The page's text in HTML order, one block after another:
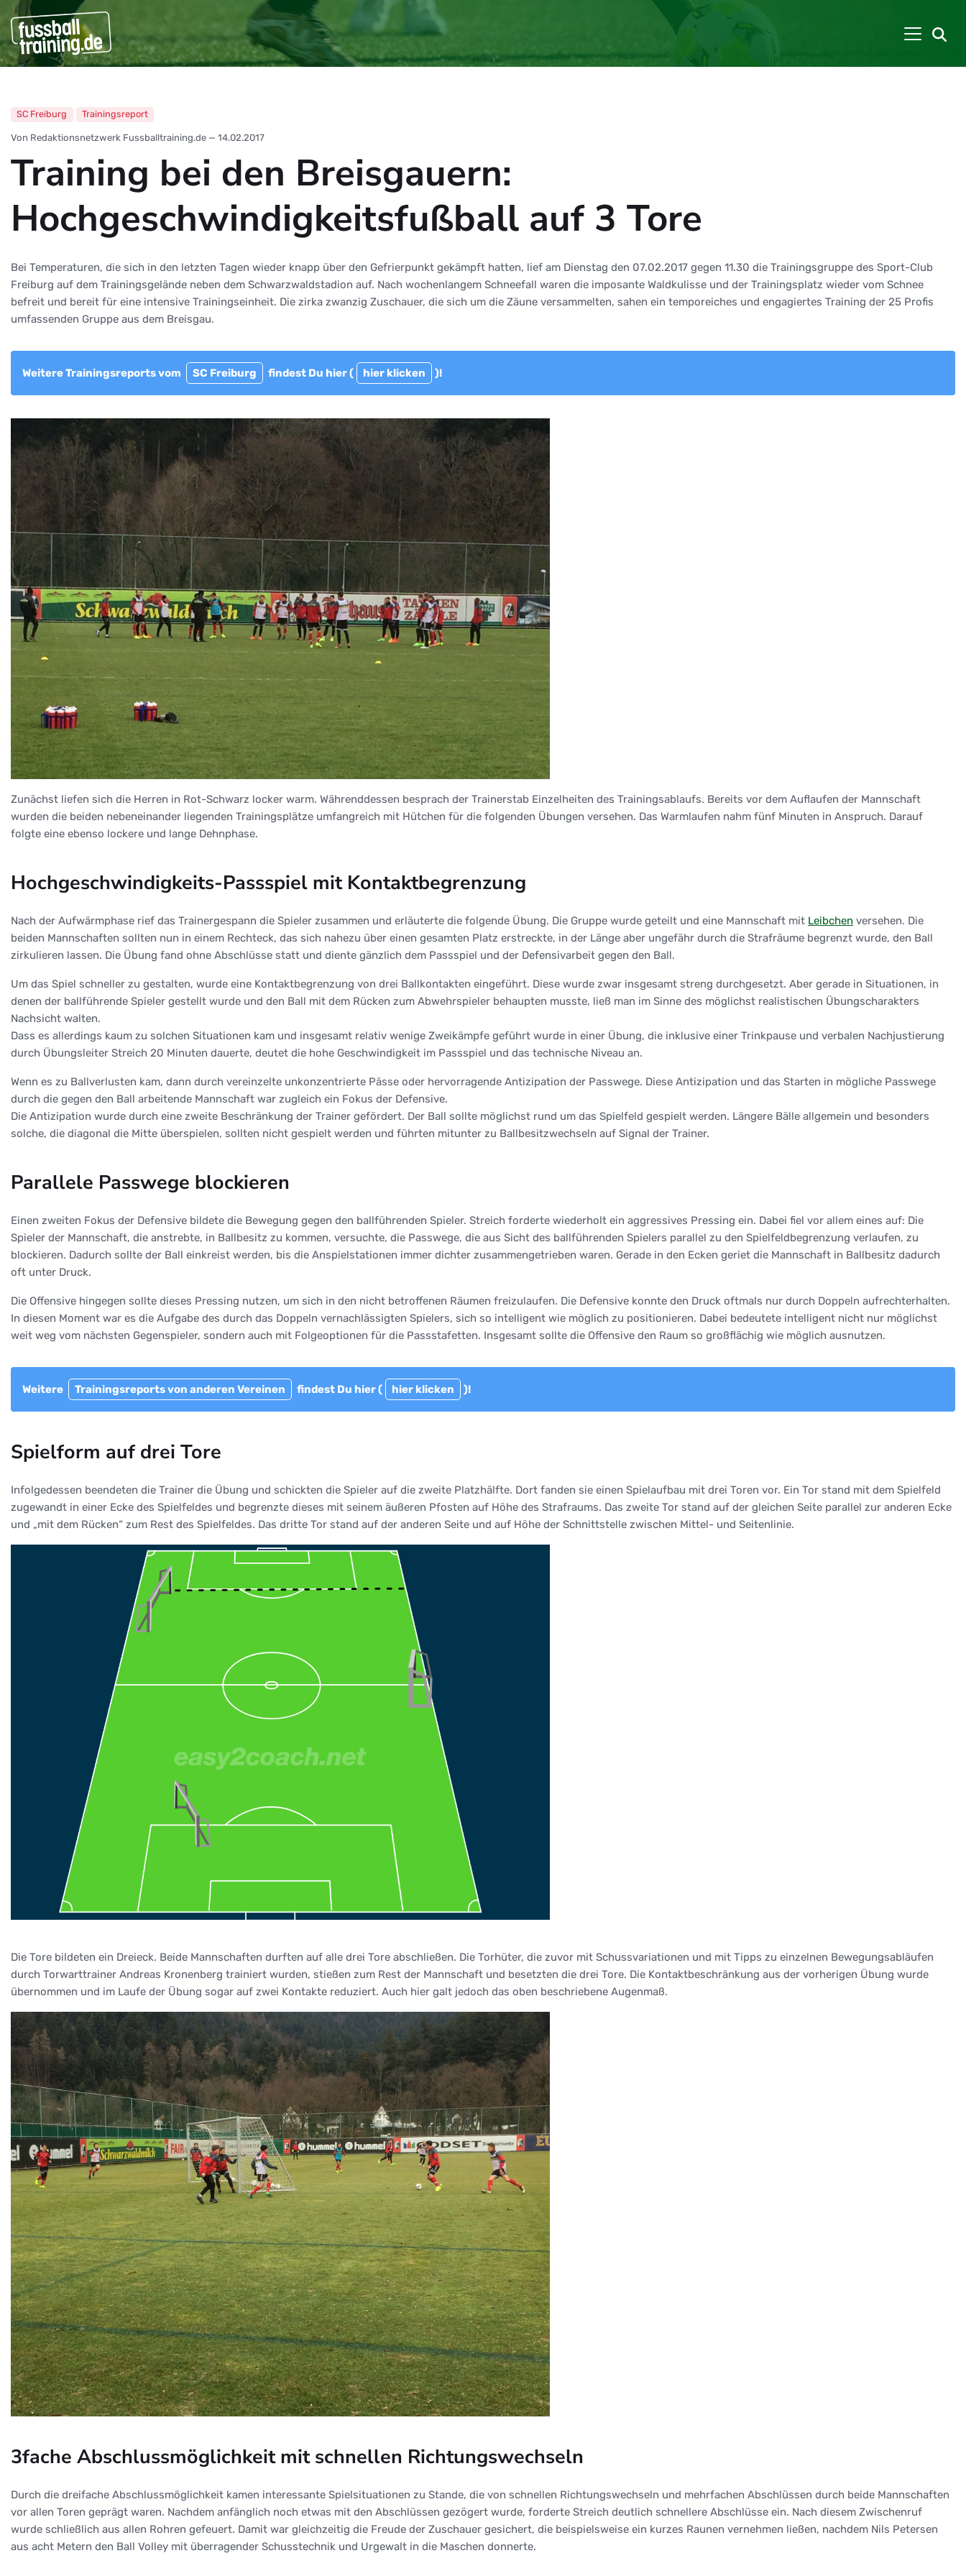
SC Freiburg Trainingsreport
Von Redaktionsnetzwerk Fussballtraining.de — 14.02.2017
Training bei den Breisgauern:
Hochgeschwindigkeitsfußball auf 3 Tore
Bei Temperaturen, die sich in den letzten Tagen wieder knapp über den Gefrierpunkt gekämpft hatten, lief am Dienstag den 07.02.2017 gegen 11.30 die Trainingsgruppe des Sport-Club
Freiburg auf dem Trainingsgelände neben dem Schwarzwaldstadion auf. Nach wochenlangem Schneefall waren die imposante Waldkulisse und der Trainingsplatz wieder vom Schnee
befreit und bereit für eine intensive Trainingseinheit. Die zirka zwanzig Zuschauer, die sich um die Zäune versammelten, sahen ein temporeiches und engagiertes Training der 25 Profis
umfassenden Gruppe aus dem Breisgau.
Weitere Trainingsreports vom SC Freiburg findest Du hier ( hier klicken )!
Zunächst liefen sich die Herren in Rot-Schwarz locker warm. Währenddessen besprach der Trainerstab Einzelheiten des Trainingsablaufs. Bereits vor dem Auflaufen der Mannschaft
wurden die beiden nebeneinander liegenden Trainingsplätze umfangreich mit Hütchen für die folgenden Übungen versehen. Das Warmlaufen nahm fünf Minuten in Anspruch. Darauf
folgte eine ebenso lockere und lange Dehnphase.
Hochgeschwindigkeits-Passspiel mit Kontaktbegrenzung
Nach der Aufwärmphase rief das Trainergespann die Spieler zusammen und erläuterte die folgende Übung. Die Gruppe wurde geteilt und eine Mannschaft mit Leibchen versehen. Die
beiden Mannschaften sollten nun in einem Rechteck, das sich nahezu über einen gesamten Platz erstreckte, in der Länge aber ungefähr durch die Strafräume begrenzt wurde, den Ball
zirkulieren lassen. Die Übung fand ohne Abschlüsse statt und diente gänzlich dem Passspiel und der Defensivarbeit gegen den Ball.
Um das Spiel schneller zu gestalten, wurde eine Kontaktbegrenzung von drei Ballkontakten eingeführt. Diese wurde zwar insgesamt streng durchgesetzt. Aber gerade in Situationen, in
denen der ballführende Spieler gestellt wurde und den Ball mit dem Rücken zum Abwehrspieler behaupten musste, ließ man im Sinne des möglichst realistischen Übungscharakters
Nachsicht walten.
Dass es allerdings kaum zu solchen Situationen kam und insgesamt relativ wenige Zweikämpfe geführt wurde in einer Übung, die inklusive einer Trinkpause und verbalen Nachjustierung
durch Übungsleiter Streich 20 Minuten dauerte, deutet die hohe Geschwindigkeit im Passspiel und das technische Niveau an.
Wenn es zu Ballverlusten kam, dann durch vereinzelte unkonzentrierte Pässe oder hervorragende Antizipation der Passwege. Diese Antizipation und das Starten in mögliche Passwege
durch die gegen den Ball arbeitende Mannschaft war zugleich ein Fokus der Defensive.
Die Antizipation wurde durch eine zweite Beschränkung der Trainer gefördert. Der Ball sollte möglichst rund um das Spielfeld gespielt werden. Längere Bälle allgemein und besonders
solche, die diagonal die Mitte überspielen, sollten nicht gespielt werden und führten mitunter zu Ballbesitzwechseln auf Signal der Trainer.
Parallele Passwege blockieren
Einen zweiten Fokus der Defensive bildete die Bewegung gegen den ballführenden Spieler. Streich forderte wiederholt ein aggressives Pressing ein. Dabei fiel vor allem eines auf: Die
Spieler der Mannschaft, die anstrebte, in Ballbesitz zu kommen, versuchte, die Passwege, die aus Sicht des ballführenden Spielers parallel zu den Spielfeldbegrenzung verlaufen, zu
blockieren. Dadurch sollte der Ball einkreist werden, bis die Anspielstationen immer dichter zusammengetrieben waren. Gerade in den Ecken geriet die Mannschaft in Ballbesitz dadurch
oft unter Druck.
Die Offensive hingegen sollte dieses Pressing nutzen, um sich in den nicht betroffenen Räumen freizulaufen. Die Defensive konnte den Druck oftmals nur durch Doppeln aufrechterhalten.
In diesen Moment war es die Aufgabe des durch das Doppeln vernachlässigten Spielers, sich so intelligent wie möglich zu positionieren. Dabei bedeutete intelligent nicht nur möglichst
weit weg vom nächsten Gegenspieler, sondern auch mit Folgeoptionen für die Passstafetten. Insgesamt sollte die Offensive den Raum so großflächig wie möglich ausnutzen.
Weitere Trainingsreports von anderen Vereinen findest Du hier ( hier klicken )!
Spielform auf drei Tore
Infolgedessen beendeten die Trainer die Übung und schickten die Spieler auf die zweite Platzhälfte. Dort fanden sie einen Spielaufbau mit drei Toren vor. Ein Tor stand mit dem Spielfeld
zugewandt in einer Ecke des Spielfeldes und begrenzte dieses mit seinem äußeren Pfosten auf Höhe des Strafraums. Das zweite Tor stand auf der gleichen Seite parallel zur anderen Ecke
und „mit dem Rücken“ zum Rest des Spielfeldes. Das dritte Tor stand auf der anderen Seite und auf Höhe der Schnittstelle zwischen Mittel- und Seitenlinie.
Die Tore bildeten ein Dreieck. Beide Mannschaften durften auf alle drei Tore abschließen. Die Torhüter, die zuvor mit Schussvariationen und mit Tipps zu einzelnen Bewegungsabläufen
durch Torwarttrainer Andreas Kronenberg trainiert wurden, stießen zum Rest der Mannschaft und besetzten die drei Tore. Die Kontaktbeschränkung aus der vorherigen Übung wurde
übernommen und im Laufe der Übung sogar auf zwei Kontakte reduziert. Auch hier galt jedoch das oben beschriebene Augenmaß.
3fache Abschlussmöglichkeit mit schnellen Richtungswechseln
Durch die dreifache Abschlussmöglichkeit kamen interessante Spielsituationen zu Stande, die von schnellen Richtungswechseln und mehrfachen Abschlüssen durch beide Mannschaften
vor allen Toren geprägt waren. Nachdem anfänglich noch etwas mit den Abschlüssen gezögert wurde, forderte Streich deutlich schnellere Abschlüsse ein. Nach diesem Zwischenruf
wurde schließlich aus allen Rohren gefeuert. Damit war gleichzeitig die Freude der Zuschauer gesichert, die beispielsweise ein kurzes Raunen vernehmen ließen, nachdem Nils Petersen
aus acht Metern den Ball Volley mit überragender Schusstechnik und Urgewalt in die Maschen donnerte.